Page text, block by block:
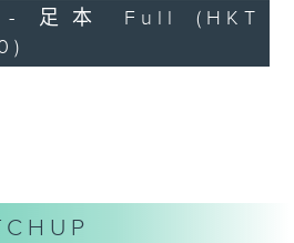
- 足本 Full (HKT